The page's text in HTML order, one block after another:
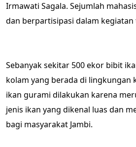
Irmawati Sagala. Sejumlah
dan berpartisipasi dalam
Sebanyak sekitar 500 ekor bibit
kolam yang berada di lingkungan
ikan gurami dilakukan karena
jenis ikan yang dikenal luas dan
bagi masyarakat Jambi.